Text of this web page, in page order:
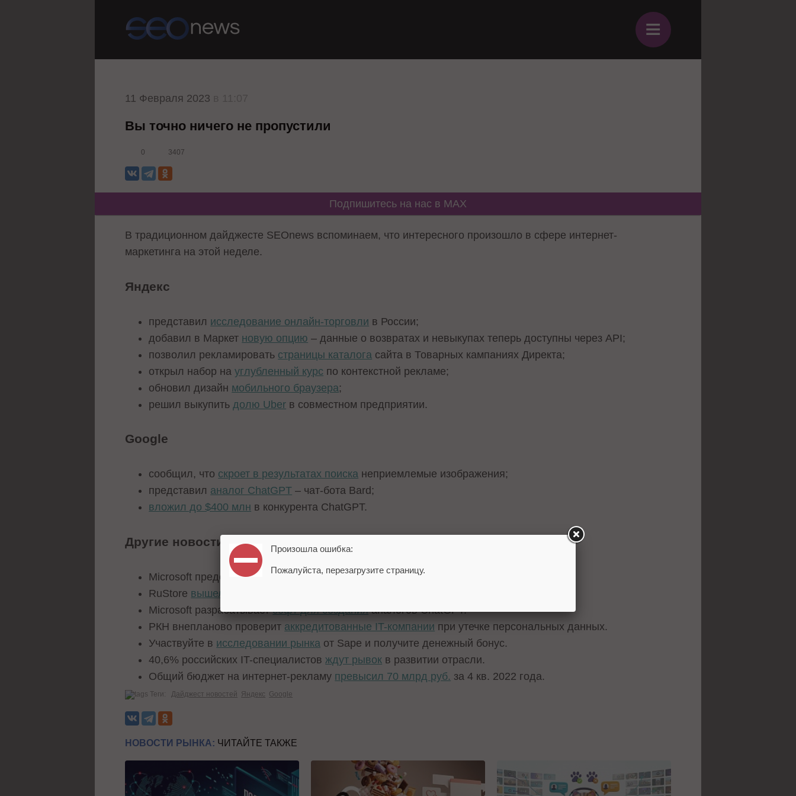
≡
11 Февраля 2023
Вы точно ничего не пропустили
0 3407
Подпишитесь на нас в MAX
В традиционном дайджесте SEOnews вспоминаем, что интересного произошло в сфере интернет-
маркетинга на этой неделе.
Яндекс
представил исследование онлайн-торговли в России;
добавил в Маркет новую опцию – данные о возвратах и невыкупах теперь доступны через API;
позволил рекламировать страницы каталога сайта в Товарных кампаниях Директа;
открыл набор науглубленный курс по контекстной рекламе;
обновил дизайн мобильного браузера;
решил выкупить долю Uber в совместном предприятии.
Google
сообщил, что скроет в результатах поиска неприемлемые изображения;
представил аналог ChatGPT – чат-бота Bard;
вложил до $400 млн в конкурента ChatGPT.
Другие новости
Microsoft представила новую версиюпоисковой системы Bing
RuStore вышел из беты
Microsoft разрабатываетсофт для созданияаналогов ChatGPT.
РКН внепланово проверит аккредитованные IT-компании при утечке персональных данных.
Участвуйте в исследовании рынка от Sape и получите денежный бонус.
40,6% российских IT-специалистовждут рывок в развитии отрасли.
Общий бюджет на интернет-рекламу превысил 70 млрд руб. за 4 кв. 2022 года.
Теги: Дайджест новостей Яндекс Google
НОВОСТИ РЫНКА: ЧИТАЙТЕ ТАКЖЕ
Произошла ошибка:
Пожалуйста, перезагрузите страницу.